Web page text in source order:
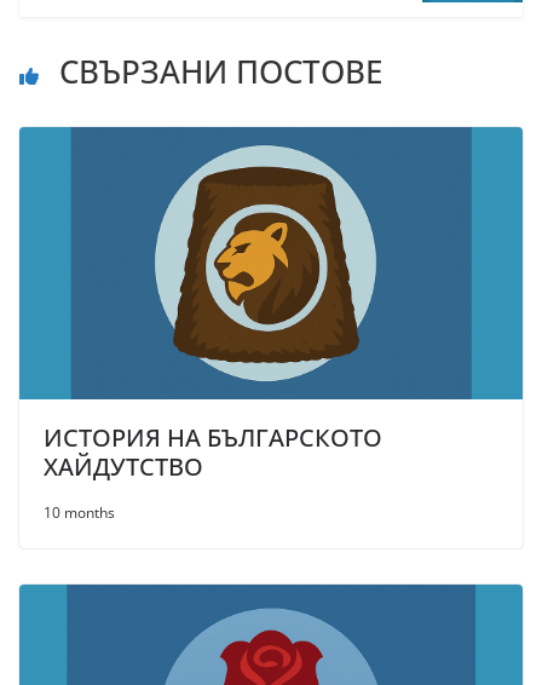
СВЪРЗАНИ ПОСТОВЕ
ИСТОРИЯ НА БЪЛГАРСКОТО
ХАЙДУТСТВО
10 months